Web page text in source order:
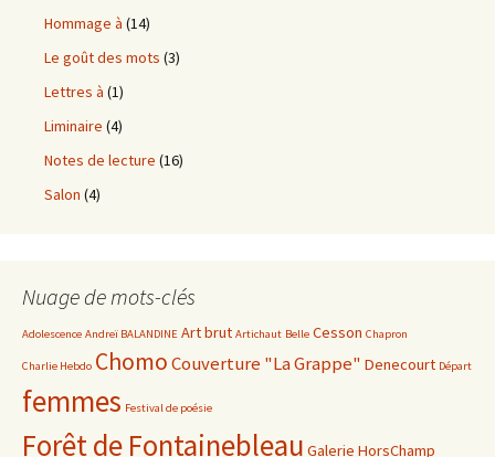
Hommage à (14)
Le goût des mots (3)
Lettres à (1)
Liminaire (4)
Notes de lecture (16)
Salon (4)
Nuage de mots-clés
Adolescence Andreï BALANDINE Art brut Artichaut Belle Cesson Chapron
Charlie Hebdo ChomoCouverture "La Grappe" Denecourt Départ
femmes Festival de poésie
Forêt de Fontainebleau Galerie HorsChamp